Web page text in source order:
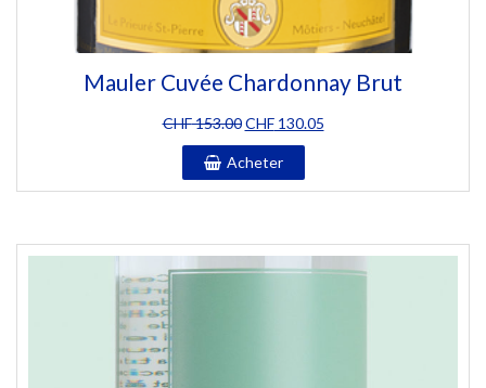
Mauler Cuvée Chardonnay Brut
CHF153.00 Le
prix
initial
était :
CHF130.05Le
est :
Acheter